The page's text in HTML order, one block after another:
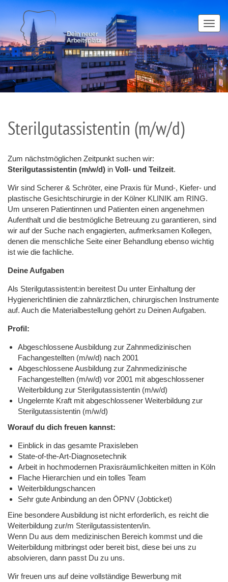
Sterilgutassistentin (m/w/d)
Zum nächstmöglichen Zeitpunkt suchen wir:
Sterilgutassistentin (m/w/d) in Voll- und Teilzeit.
Wir sind Scherer & Schröter, eine Praxis für Mund-, Kiefer- und
plastische Gesichtschirurgie in der Kölner KLINIK am RING.
Um unseren Patientinnen und Patienten einen angenehmen
Aufenthalt und die bestmögliche Betreuung zu garantieren, sind
wir auf der Suche nach engagierten, aufmerksamen Kollegen,
denen die menschliche Seite einer Behandlung ebenso wichtig
ist wie die fachliche.
Deine Aufgaben
Als Sterilgutassistent:in bereitest Du unter Einhaltung der
Hygienerichtlinien die zahnärztlichen, chirurgischen Instrumente
auf. Auch die Materialbestellung gehört zu Deinen Aufgaben.
Profil:
Abgeschlossene Ausbildung zur Zahnmedizinischen
Fachangestellten (m/w/d) nach 2001
Abgeschlossene Ausbildung zur Zahnmedizinische
Fachangestellten (m/w/d) vor 2001 mit abgeschlossener
Weiterbildung zur Sterilgutassistentin (m/w/d)
Ungelernte Kraft mit abgeschlossener Weiterbildung zur
Sterilgutassistentin (m/w/d)
Worauf du dich freuen kannst:
Einblick in das gesamte Praxisleben
State-of-the-Art-Diagnosetechnik
Arbeit in hochmodernen Praxisräumlichkeiten mitten in Köln
Flache Hierarchien und ein tolles Team
Weiterbildungschancen
Sehr gute Anbindung an den ÖPNV (Jobticket)
Eine besondere Ausbildung ist nicht erforderlich, es reicht die
Weiterbildung zur/m Sterilgutassistenten/in.
Wenn Du aus dem medizinischen Bereich kommst und die
Weiterbildung mitbringst oder bereit bist, diese bei uns zu
absolvieren, dann passt Du zu uns.
Wir freuen uns auf deine vollständige Bewerbung mit